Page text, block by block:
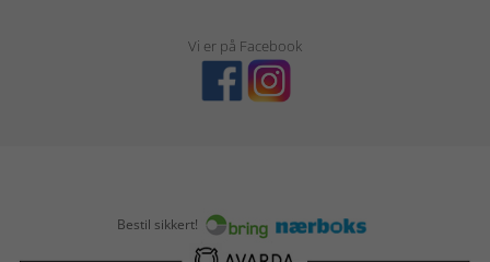
Vi er på Facebook
Bestil sikkert!